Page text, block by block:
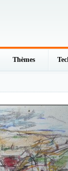
Thèmes